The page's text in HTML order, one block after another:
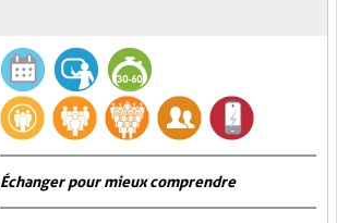
Échanger pour mieux comprendre